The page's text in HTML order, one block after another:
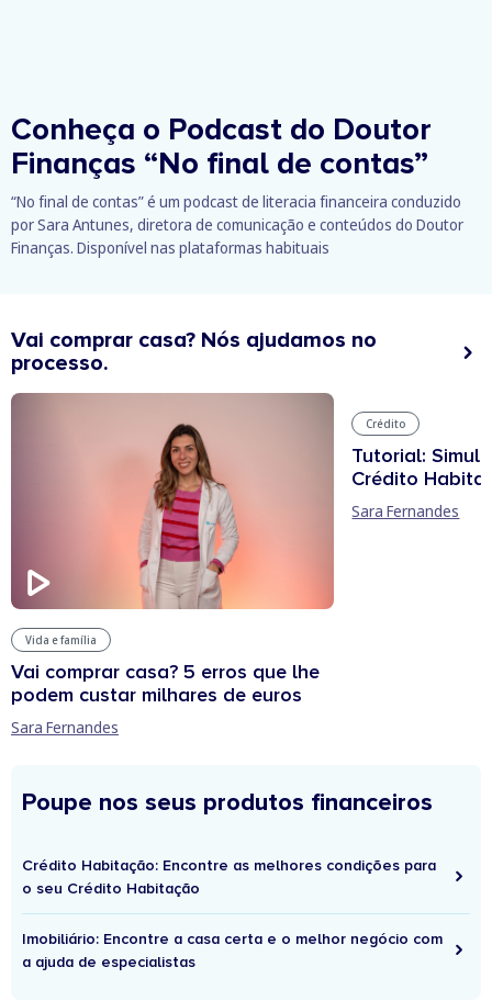
Conheça o Podcast do Doutor
Finanças “No final de contas”
“No final de contas” é um podcast de literacia financeira conduzido
por Sara Antunes, diretora de comunicação e conteúdos do Doutor
Finanças. Disponível nas plataformas habituais
Vai comprar casa? Nós ajudamos no
processo.
Vida e família
Vai comprar casa? 5 erros que lhe
podem custar milhares de euros
Sara Fernandes
Crédito
Tutorial:
Crédito
Sara Fernandes
Poupe nos seus produtos financeiros
Crédito Habitação: Encontre as melhores condições para
o seu Crédito Habitação
Imobiliário: Encontre a casa certa e o melhor negócio com
a ajuda de especialistas